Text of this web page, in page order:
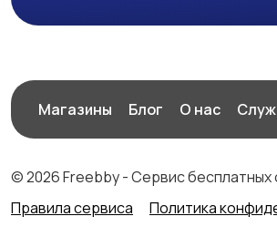
Магазины Блог О нас
© 2026 Freebby - Сервис
Правила сервиса
Политика